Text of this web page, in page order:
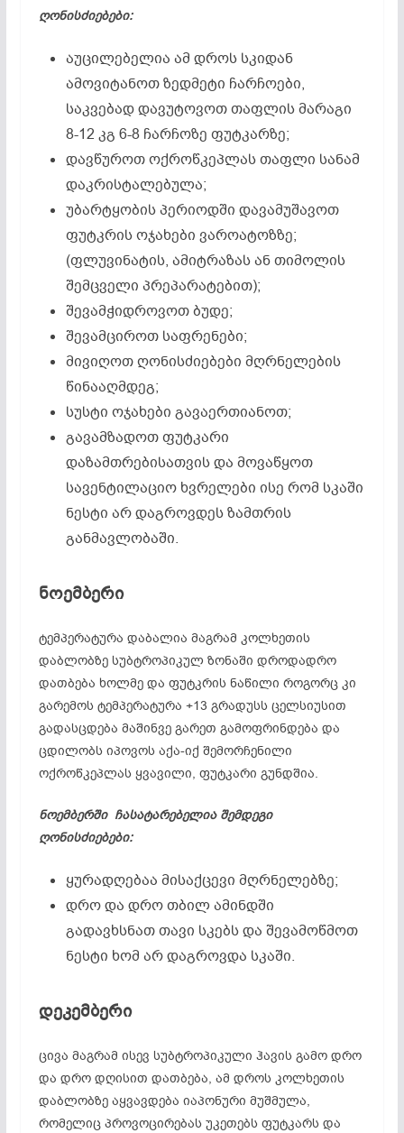
ღონისძიებები:
აუცილებელია ამ დროს სკიდან
ამოვიტანოთ ზედმეტი ჩარჩოები,
საკვებად დავუტოვოთ თაფლის მარაგი
8-12 კგ 6-8 ჩარჩოზე ფუტკარზე;
დავწუროთ ოქროწკეპლას თაფლი სანამ
დაკრისტალებულა;
უბარტყობის პერიოდში დავამუშავოთ
ფუტკრის ოჯახები ვაროატოზზე;
(ფლუვინატის, ამიტრაზას ან თიმოლის
შემცველი პრეპარატებით);
შევამჭიდროვოთ ბუდე;
შევამციროთ საფრენები;
მივიღოთ ღონისძიებები მღრნელების
წინააღმდეგ;
სუსტი ოჯახები გავაერთიანოთ;
გავამზადოთ ფუტკარი
დაზამთრებისათვის და მოვაწყოთ
სავენტილაციო ხვრელები ისე რომ სკაში
ნესტი არ დაგროვდეს ზამთრის
განმავლობაში.
ნოემბერი
ტემპერატურა დაბალია მაგრამ კოლხეთის
დაბლობზე სუბტროპიკულ ზონაში დროდადრო
დათბება ხოლმე და ფუტკრის ნაწილი როგორც კი
გარემოს ტემპერატურა +13 გრადუსს ცელსიუსით
გადასცდება მაშინვე გარეთ გამოფრინდება და
ცდილობს იპოვოს აქა-იქ შემორჩენილი
ოქროწკეპლას ყვავილი, ფუტკარი გუნდშია.
ნოემბერში ჩასატარებელია შემდეგი
ღონისძიებები:
ყურადღებაა მისაქცევი მღრნელებზე;
დრო და დრო თბილ ამინდში
გადავხსნათ თავი სკებს და შევამოწმოთ
ნესტი ხომ არ დაგროვდა სკაში.
დეკემბერი
ცივა მაგრამ ისევ სუბტროპიკული ჰავის გამო დრო
და დრო დღისით დათბება, ამ დროს კოლხეთის
დაბლობზე აყვავდება იაპონური მუშმულა,
რომელიც პროვოცირებას უკეთებს ფუტკარს და